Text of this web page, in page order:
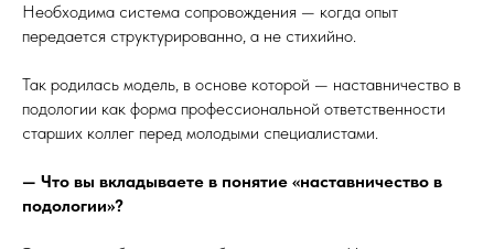
Необходима система сопровождения — когда опыт
передается структурированно, а не стихийно.
Так родилась модель, в основе которой — наставничество в
подологии как форма профессиональной ответственности
старших коллег перед молодыми специалистами.
— Что вы вкладываете в понятие «наставничество в
подологии»?